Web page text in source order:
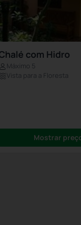
com Hidro
Máximo 5
Vista para a Floresta
Mostrar